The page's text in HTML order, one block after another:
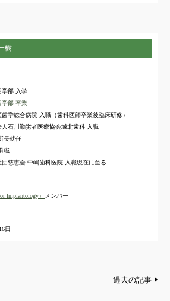
樹
部 入学
学部 卒業
学総合病院 入職（歯科医師卒業後臨床研修）
石川勤労者医療協会城北歯科 入職
長就任
職
慈恵会 中嶋歯科医院 入職現在に至る
Implantology） メンバー
日
過去の記事